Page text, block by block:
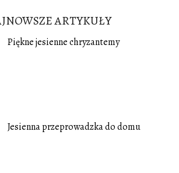
ARTYKUŁY
Piękne jesienne chryzantemy
Jesienna przeprowadzka do domu